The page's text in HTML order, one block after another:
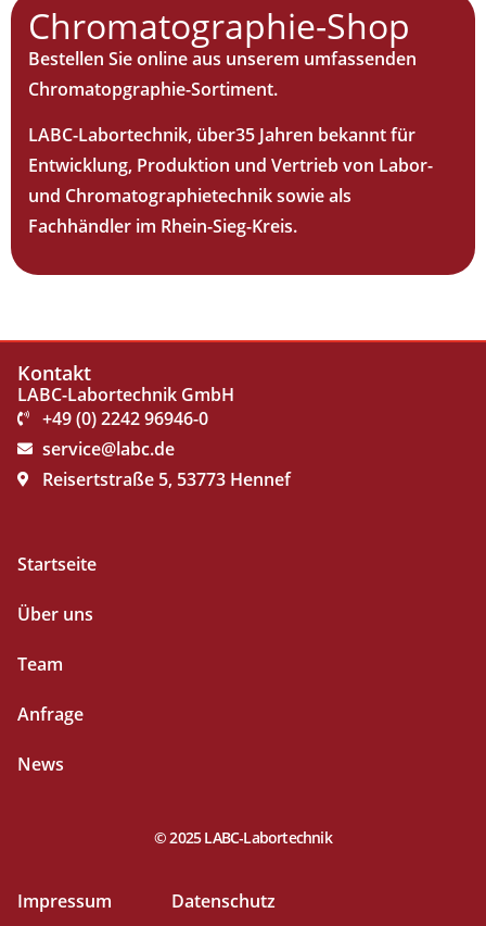
Chromatographie-Shop
Bestellen Sie online aus unserem umfassenden
Chromatopgraphie-Sortiment.
LABC-Labortechnik, über35 Jahren bekannt für
Entwicklung, Produktion und Vertrieb von Labor-
und Chromatographietechnik sowie als
Fachhändler im Rhein-Sieg-Kreis.
Kontakt
LABC-Labortechnik GmbH
+49 (0) 2242 96946-0
service@labc.de
Reisertstraße 5, 53773 Hennef
Startseite
Über uns
Team
Anfrage
News
© 2025 LABC-Labortechnik
Impressum Datenschutz